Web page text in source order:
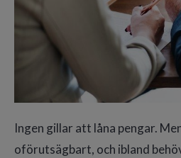
Ingen gillar att låna pengar.
oförutsägbart, och ibland